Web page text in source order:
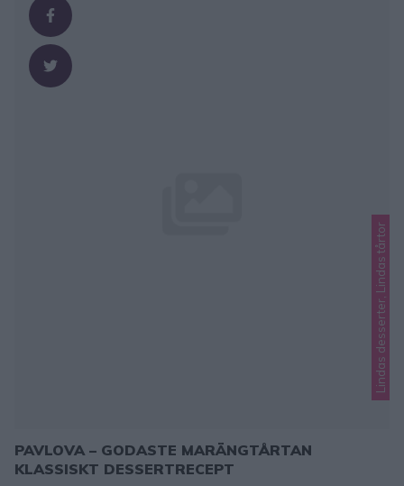
Lindas desserter, Lindas tårtor
PAVLOVA – GODASTE MARÄNGTÅRTAN
KLASSISKT DESSERTRECEPT